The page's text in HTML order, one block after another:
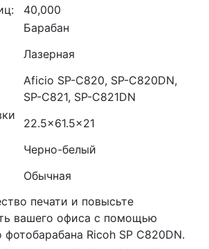
40,000
Барабан
Лазерная
Aficio SP-C820, SP-C820DN,
SP-C821, SP-C821DN
22.5x61.5x21
Черно-белый
Обычная
печати и повысьте
вашего офиса с помощью
фотобарабана Ricoh SP C820DN.